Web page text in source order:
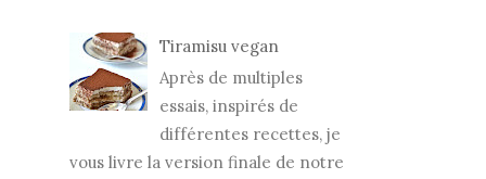
Tiramisu vegan
Après de multiples
essais, inspirés de
différentes recettes, je
vous livre la version finale de notre